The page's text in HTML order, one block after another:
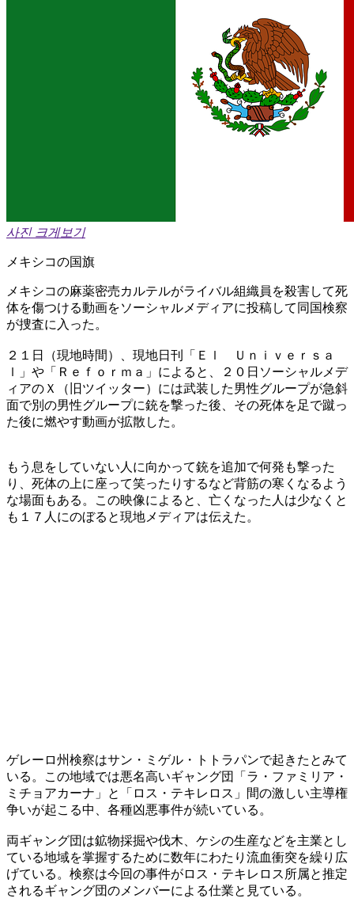
사진 크게보기
メキシコの国旗
メキシコの麻薬密売カルテルがライバル組織員を殺害して死
体を傷つける動画をソーシャルメディアに投稿して同国検察
が捜査に入った。
２１日（現地時間）、現地日刊「Ｅｌ Ｕｎｉｖｅｒｓａ
ｌ」や「Ｒｅｆｏｒｍａ」によると、２０日ソーシャルメデ
ィアのＸ（旧ツイッター）には武装した男性グループが急斜
面で別の男性グループに銃を撃った後、その死体を足で蹴っ
た後に燃やす動画が拡散した。
もう息をしていない人に向かって銃を追加で何発も撃った
り、死体の上に座って笑ったりするなど背筋の寒くなるよう
な場面もある。この映像によると、亡くなった人は少なくと
も１７人にのぼると現地メディアは伝えた。
ゲレーロ州検察はサン・ミゲル・トトラパンで起きたとみて
いる。この地域では悪名高いギャング団「ラ・ファミリア・
ミチョアカーナ」と「ロス・テキレロス」間の激しい主導権
争いが起こる中、各種凶悪事件が続いている。
両ギャング団は鉱物採掘や伐木、ケシの生産などを主業とし
ている地域を掌握するために数年にわたり流血衝突を繰り広
げている。検察は今回の事件がロス・テキレロス所属と推定
されるギャング団のメンバーによる仕業と見ている。